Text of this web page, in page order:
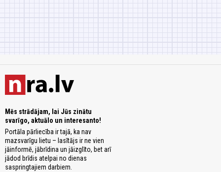
Mēs strādājam, lai Jūs zinātu
svarīgo, aktuālo un interesanto!
Portāla pārliecība ir tajā, ka nav
mazsvarīgu lietu – lasītājs ir ne vien
jāinformē, jābrīdina un jāizglīto, bet arī
jādod brīdis atelpai no dienas
saspringtajiem darbiem.